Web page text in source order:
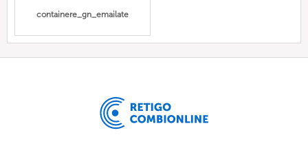
containere_gn_emailate